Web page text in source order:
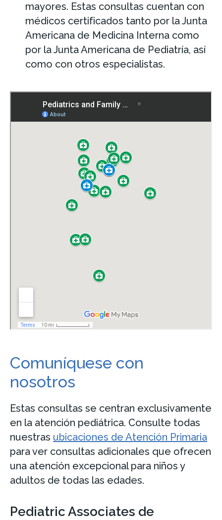
mayores. Estas consultas cuentan con
médicos certificados tanto por la Junta
Americana de Medicina Interna como
por la Junta Americana de Pediatría, así
como con otros especialistas.
Comuníquese con
nosotros
Estas consultas se centran exclusivamente
en la atención pediátrica. Consulte todas
nuestras ubicaciones de Atención Primaria
para ver consultas adicionales que ofrecen
una atención excepcional para niños y
adultos de todas las edades.
Pediatric Associates de